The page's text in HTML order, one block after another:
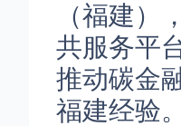
（福建）
共服务平
推动碳金
福建经验